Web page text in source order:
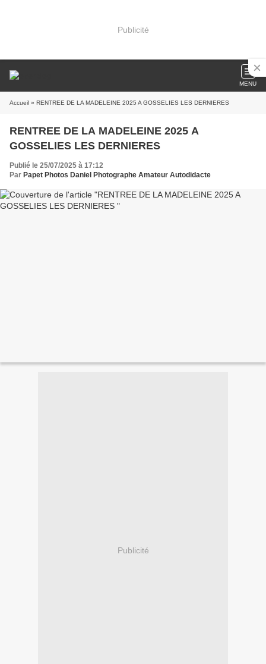
Publicité
MENU
Accueil » RENTREE DE LA MADELEINE 2025 A GOSSELIES LES DERNIERES
RENTREE DE LA MADELEINE 2025 A
GOSSELIES LES DERNIERES
Publié le 25/07/2025 à 17:12
Par Papet Photos Daniel Photographe Amateur Autodidacte
Publicité